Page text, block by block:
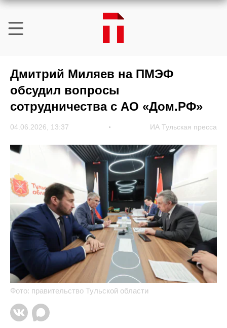
Дмитрий Миляев на ПМЭФ
обсудил вопросы
сотрудничества с АО «Дом.РФ»
04.06.2026, 13:37 ИА Тульская пресса
Фото: правительство Тульской области